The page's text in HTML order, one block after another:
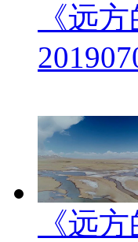
《远
《远